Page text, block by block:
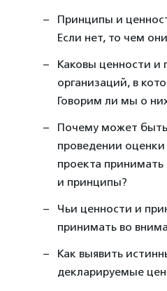
Принципы и
Если нет, то чем
Каковы ценности и
организаций, в
Говорим ли мы о
Почему может
проведении
проекта
и принципы?
Чьи ценности и
принимать во
Как выявить
декларируемые